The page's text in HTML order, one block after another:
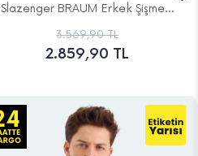
Slazenger BRAUM Erkek Şişme...
3.569,90 TL
2.859,90 TL